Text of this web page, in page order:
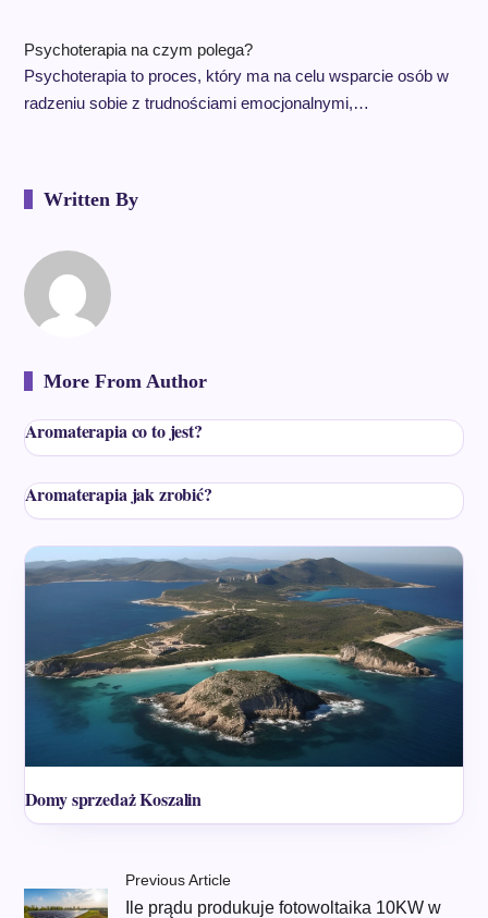
Psychoterapia na czym polega?
Psychoterapia to proces, który ma na celu wsparcie osób w
radzeniu sobie z trudnościami emocjonalnymi,…
Written By
More From Author
Aromaterapia co to jest?
Aromaterapia jak zrobić?
Domy sprzedaż Koszalin
Previous Article
Ile prądu produkuje fotowoltaika 10KW w